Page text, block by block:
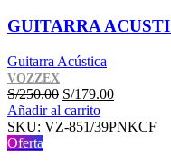
GUITARRA
Guitarra Acústica
VOZZEX
S/250.00 El
precio
original
S/179.00El
actual
Añadir al carrito
SKU: VZ-851/39PNKCF
Oferta